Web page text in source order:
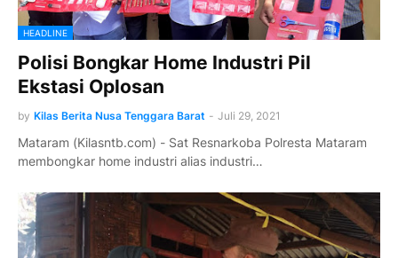
HEADLINE
Polisi Bongkar Home Industri Pil
Ekstasi Oplosan
by Kilas Berita Nusa Tenggara Barat - Juli 29, 2021
Mataram (Kilasntb.com) - Sat Resnarkoba Polresta Mataram
membongkar home industri alias industri…